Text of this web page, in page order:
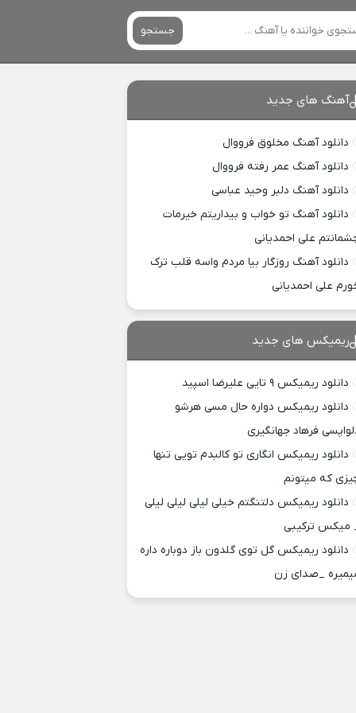
جستجو
آهنگ های جدید
دانلود آهنگ مخلوق فرووال
دانلود آهنگ عمر رفته فرووال
دانلود آهنگ دلبر وحید عباسی
دانلود آهنگ تو خواب و بیداریتم خیرمات
علی احمدیانی
دانلود آهنگ روزگار بیا مردم واسه قلب ترک
علی احمدیانی
ریمیکس های جدید
دانلود ریمیکس ۹ تایی علیرضا اسپید
دانلود ریمیکس دواره حال مسی هرشو
فرهاد جهانگیری
دانلود ریمیکس انگاری تو کالبدم تویی تنها
که میتونم
دانلود ریمیکس دلتنگتم خیلی لیلی لیلی لیلی
میکس ترکیبی
دانلود ریمیکس گل توی گلدون باز دوباره داره
_صدای زن